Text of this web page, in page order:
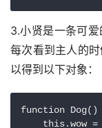
3.小贤是一条可
每次看到主人的
以得到以下对象：
function
this.wow =